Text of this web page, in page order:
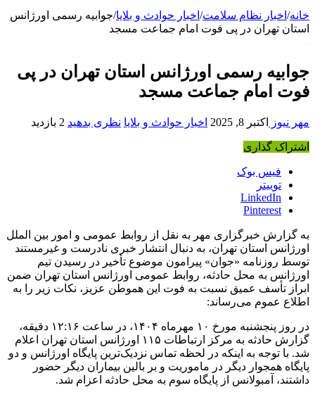
خانه/ اخبار نظام سلامت/ اخبار حوادث و بلایا/جوابیه رسمی اورژانس
استان تهران در پی فوت امام جماعت مسجد
جوابیه رسمی اورژانس استان تهران در پی
فوت امام جماعت مسجد
مهر نیوز اکتبر 8, 2025 اخبار حوادث و بلایا نظری بدهید 2 بازدید
اشتراک گذاری
فیس بوک
توییتر
LinkedIn
Pinterest
به گزارش خبرگزاری مهر به نقل از روابط عمومی و امور بین الملل
اورژانس استان تهران، به دنبال انتشار خبری نادرست و غیرمستند
توسط روزنامه «جوان» پیرامون موضوع تأخیر در رسیدن تیم
اورژانس به محل حادثه، روابط عمومی اورژانس استان تهران ضمن
ابراز تأسف عمیق نسبت به فوت این هموطن عزیز، نکات زیر را به
اطلاع عموم می‌رساند:
در روز پنجشنبه مورخ ۱۰ مهرماه ۱۴۰۴، در ساعت ۱۲:۱۶ دقیقه،
گزارش حادثه به مرکز ارتباطات ۱۱۵ اورژانس استان تهران اعلام
شد. با توجه به اینکه در لحظه تماس نزدیک‌ترین پایگاه اورژانس و دو
پایگاه همجوار دیگر در ماموریت و بر بالین بیماران دیگر حضور
داشتند، آمبولانس از پایگاه سوم به محل حادثه اعزام شد.